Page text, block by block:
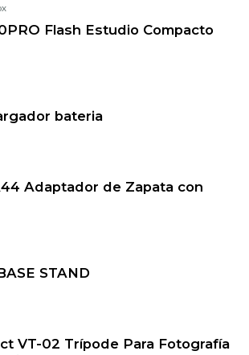
Flash Estudio Compacto
bateria
Adaptador de Zapata con
STAND
VT-02 Trípode Para Fotografía